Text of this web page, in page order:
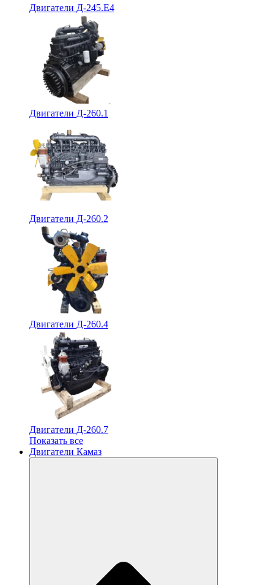
Двигатели Д-245.Е4
Двигатели Д-260.1
Двигатели Д-260.2
Двигатели Д-260.4
Двигатели Д-260.7
Показать все
Двигатели Камаз